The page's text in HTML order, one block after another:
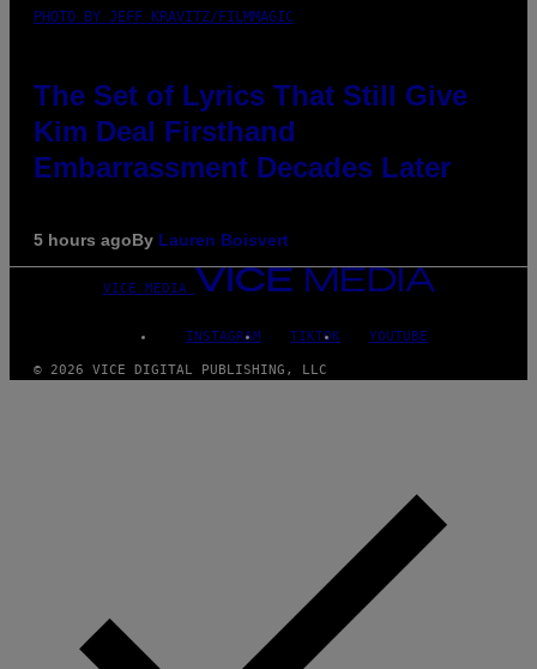
PHOTO BY JEFF KRAVITZ/FILMMAGIC
The Set of Lyrics That Still Give
Kim Deal Firsthand
Embarrassment Decades Later
5 hours agoBy Lauren Boisvert
VICE MEDIA
INSTAGRAM TIKTOK YOUTUBE
© 2026 VICE DIGITAL PUBLISHING, LLC